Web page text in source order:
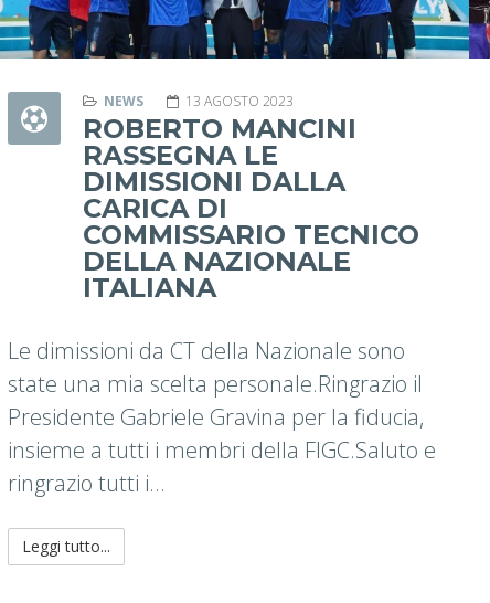
NEWS 13 AGOSTO 2023
ROBERTO MANCINI
RASSEGNA LE
DIMISSIONI DALLA
CARICA DI
COMMISSARIO TECNICO
DELLA NAZIONALE
ITALIANA
Le dimissioni da CT della Nazionale sono
state una mia scelta personale.Ringrazio il
Presidente Gabriele Gravina per la fiducia,
insieme a tutti i membri della FIGC.Saluto e
ringrazio tutti i...
Leggi tutto...